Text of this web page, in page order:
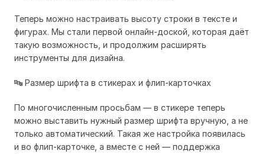
Теперь можно настраивать высоту строки в тексте и
фигурах. Мы стали первой онлайн-доской, которая даёт
такую возможность, и продолжим расширять
инструменты для дизайна.
🔤 Размер шрифта в стикерах и флип-карточках
По многочисленным просьбам — в стикере теперь
можно выставить нужный размер шрифта вручную, а не
только автоматический. Такая же настройка появилась
и во флип-карточке, а вместе с ней — поддержка